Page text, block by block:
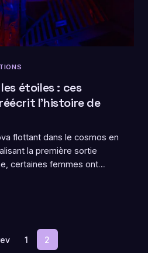
étoiles : ces
l'histoire de
flottant dans le cosmos en
la première sortie
certaines femmes ont
entre faits
1 2